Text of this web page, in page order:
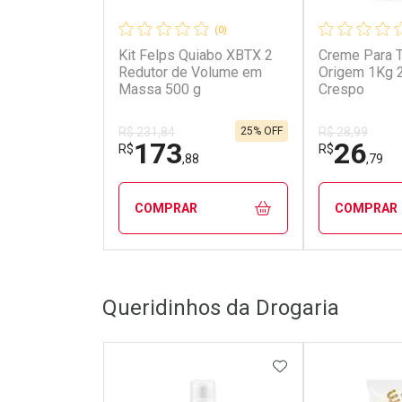
(0)
Kit Felps Quiabo XBTX 2
Redutor de Volume em
Massa 500 g
R$ 231,84
R$173,88
25% OFF
COMPRAR
Laboratório
Por Menos
Creme Para
Origem 1Kg
Crespo
R$ 28,99
R$26,79
COMPRAR
Por
Queridinhos da Drogaria
ADICIONAR AOS